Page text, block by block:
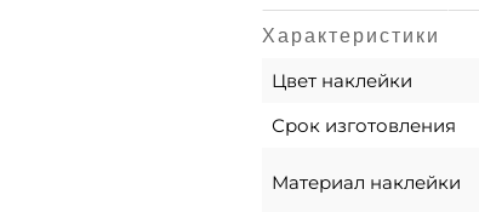
Характеристики
Цвет наклейки
Срок изготовления
Материал наклейки